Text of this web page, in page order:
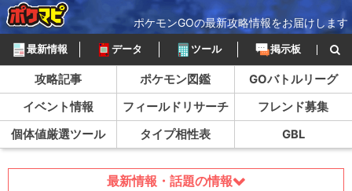
ポケモンGOの最新攻略情報をお届けします
最新情報 データ ツール 掲示板
攻略記事 ポケモン図鑑
GOバトルリーグ
イベント情報
フィールドリサーチ
フレンド募集
個体値厳選ツール
タイプ相性表 GBL
最新情報・話題の情報